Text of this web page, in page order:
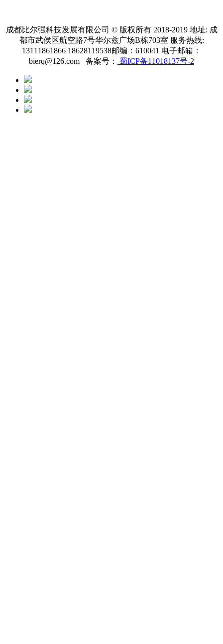
成都比尔强科技发展有限公司 © 版权所有 2018-2019 地址: 成
都市武侯区航空路7号华尔兹广场B栋703室 服务热线:
13111861866 18628119538邮编：610041 电子邮箱：
bierq@126.com 备案号：
蜀ICP备11018137号-2